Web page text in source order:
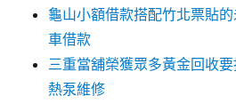
龜山小額借款搭配竹北票貼
車借款
三重當舖榮獲眾多黃金回收
熱泵維修